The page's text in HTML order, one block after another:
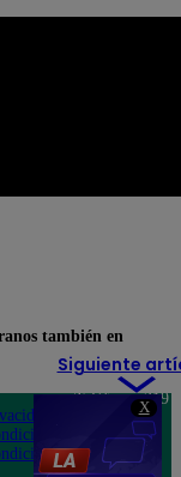
X
Siguiente
también en
Teléfono: 219
Av. San
Felipe 968